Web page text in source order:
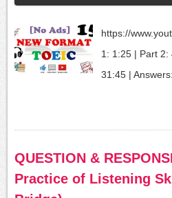
FORMAT
TOEIC
LISTENING
PRACTICE
https://
1: 1:25 | Part 2:
31:45 |
QUESTION &
Practice of Listening